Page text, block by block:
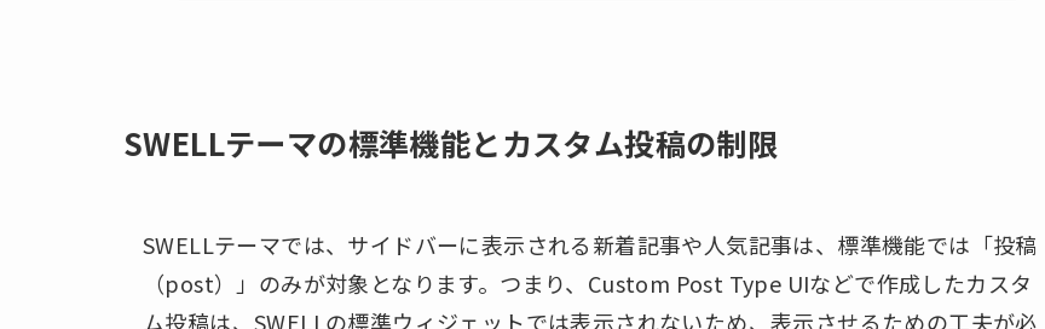
SWELLテーマの標準機能とカスタム投稿の制限
SWELLテーマでは、サイドバーに表示される新着記事や人気記事は、標準機能では「投稿
（post）」のみが対象となります。つまり、Custom Post Type UIなどで作成したカスタ
ム投稿は、SWELLの標準ウィジェットでは表示されないため、表示させるための工夫が必